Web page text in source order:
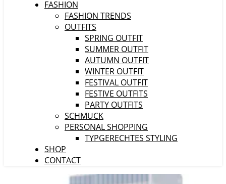
FASHION
FASHION TRENDS
OUTFITS
SPRING OUTFIT
SUMMER OUTFIT
AUTUMN OUTFIT
WINTER OUTFIT
FESTIVAL OUTFIT
FESTIVE OUTFITS
PARTY OUTFITS
SCHMUCK
PERSONAL SHOPPING
TYPGERECHTES STYLING
SHOP
CONTACT